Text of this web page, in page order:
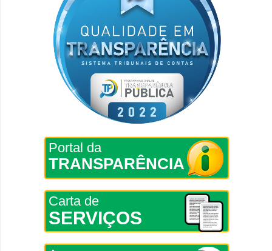
Portal da
TRANSPARÊNCIA
Carta de
SERVIÇOS